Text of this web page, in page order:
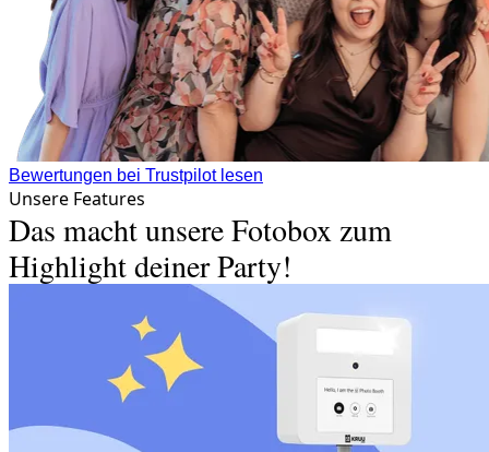
Bewertungen bei Trustpilot lesen
Unsere Features
Das macht unsere Fotobox zum
Highlight deiner Party!